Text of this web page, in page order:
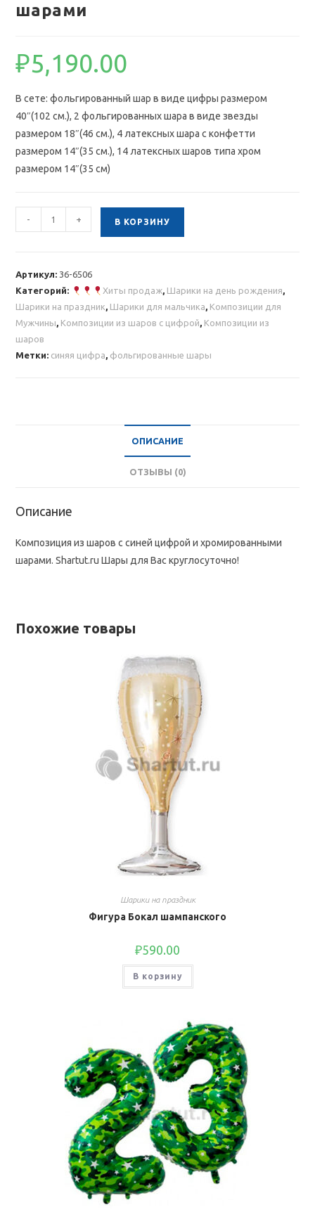
шарами
₽5,190.00
В сете: фольгированный шар в виде цифры размером
40″(102 см.), 2 фольгированных шара в виде звезды
размером 18″(46 см.), 4 латексных шара с конфетти
размером 14″(35 см.), 14 латексных шаров типа хром
размером 14″(35 см)
Количество
товара
шаров
с
синей
цифрой
и
- + В КОРЗИНУ
Артикул: 36-6506
Категорий:
Хиты продаж, Шарики на день рождения,
Шарики на праздник, Шарики для мальчика, Композиции для
Мужчины, Композиции из шаров с цифрой, Композиции из
шаров
Метки: синяя цифра, фольгированные шары
ОПИСАНИЕ
ОТЗЫВЫ (0)
Описание
Композиция из шаров с синей цифрой и хромированными
шарами. Shartut.ru Шары для Вас круглосуточно!
Похожие товары
Шарики на праздник
Фигура Бокал шампанского
₽590.00
В корзину